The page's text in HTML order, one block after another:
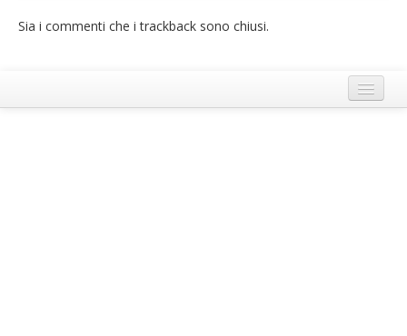
Sia i commenti che i trackback sono chiusi.